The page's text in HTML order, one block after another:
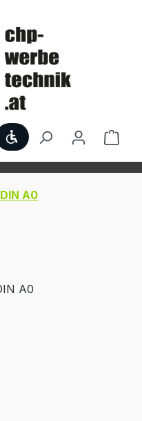
Werkzeugleiste
DIN A0